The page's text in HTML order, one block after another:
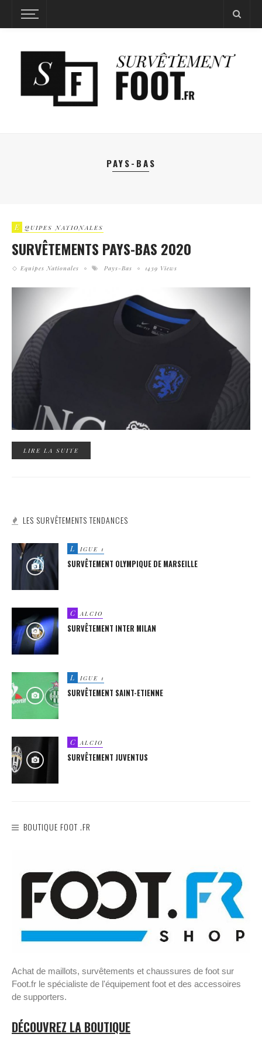
PAYS-BAS
E QUIPES NATIONALES
SURVÊTEMENTS PAYS-BAS 2020
Equipes Nationales Pays-Bas 1439 Views
LIRE LA SUITE
LES SURVÊTEMENTS TENDANCES
L IGUE 1
SURVÊTEMENT OLYMPIQUE DE MARSEILLE
C ALCIO
SURVÊTEMENT INTER MILAN
L IGUE 1
SURVÊTEMENT SAINT-ETIENNE
C ALCIO
SURVÊTEMENT JUVENTUS
BOUTIQUE FOOT .FR
Achat de maillots, survêtements et chaussures de foot sur
Foot.fr le spécialiste de l'équipement foot et des accessoires
de supporters.
DÉCOUVREZ LA BOUTIQUE